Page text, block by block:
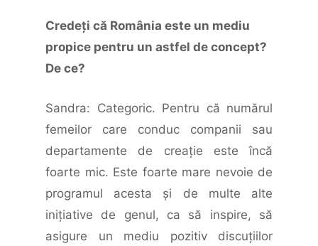
Credeți că România este un mediu
propice pentru un astfel de concept?
De ce?
Sandra: Categoric. Pentru că numărul
femeilor care conduc companii sau
departamente de creaţie este încă
foarte mic. Este foarte mare nevoie de
programul acesta şi de multe alte
iniţiative de genul, ca să inspire, să
asigure un mediu pozitiv discuţiilor